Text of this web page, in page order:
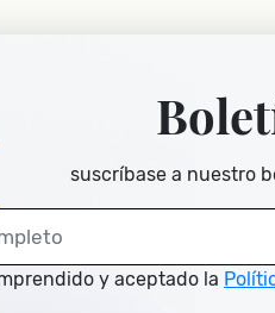
suscríbase a nuestro
y aceptado la